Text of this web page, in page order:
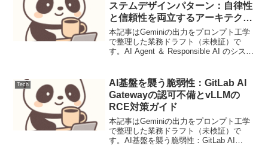
ステムデザインパターン：自律性
と信頼性を両立するアーキテクチ
ャの設計指針
本記事はGeminiの出力をプロンプト工学
で整理した業務ドラフト（未検証）で
す。AI Agent ＆ Responsible AI のシステ
点サマリ】大規模言語モデル（...
Tech
AI基盤を襲う脆弱性：GitLab AI
Gatewayの認可不備とvLLMの
RCE対策ガイド
本記事はGeminiの出力をプロンプト工学
で整理した業務ドラフト（未検証）で
す。AI基盤を襲う脆弱性：GitLab AI